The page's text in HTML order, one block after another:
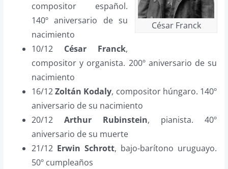
César Franck
compositor español.
140º aniversario de su
nacimiento
10/12 César Franck,
compositor y organista. 200º aniversario de su
nacimiento
16/12Zoltán Kodaly, compositor húngaro. 140º
aniversario de su nacimiento
20/12 Arthur Rubinstein, pianista. 40º
aniversario de su muerte
21/12 Erwin Schrott, bajo-barítono uruguayo.
50º cumpleaños